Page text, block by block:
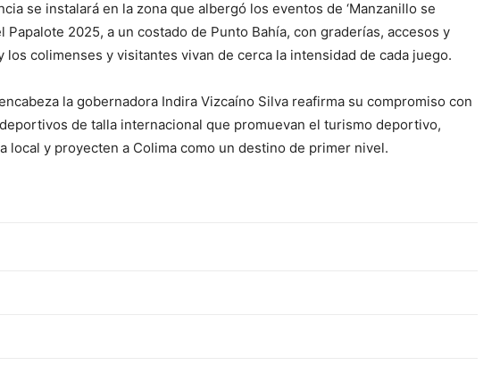
se instalará en la zona que albergó los eventos de ‘Manzanillo se
Papalote 2025, a un costado de Punto Bahía, con graderías, accesos y
los colimenses y visitantes vivan de cerca la intensidad de cada juego.
la gobernadora Indira Vizcaíno Silva reafirma su compromiso con
de talla internacional que promuevan el turismo deportivo,
local y proyecten a Colima como un destino de primer nivel.